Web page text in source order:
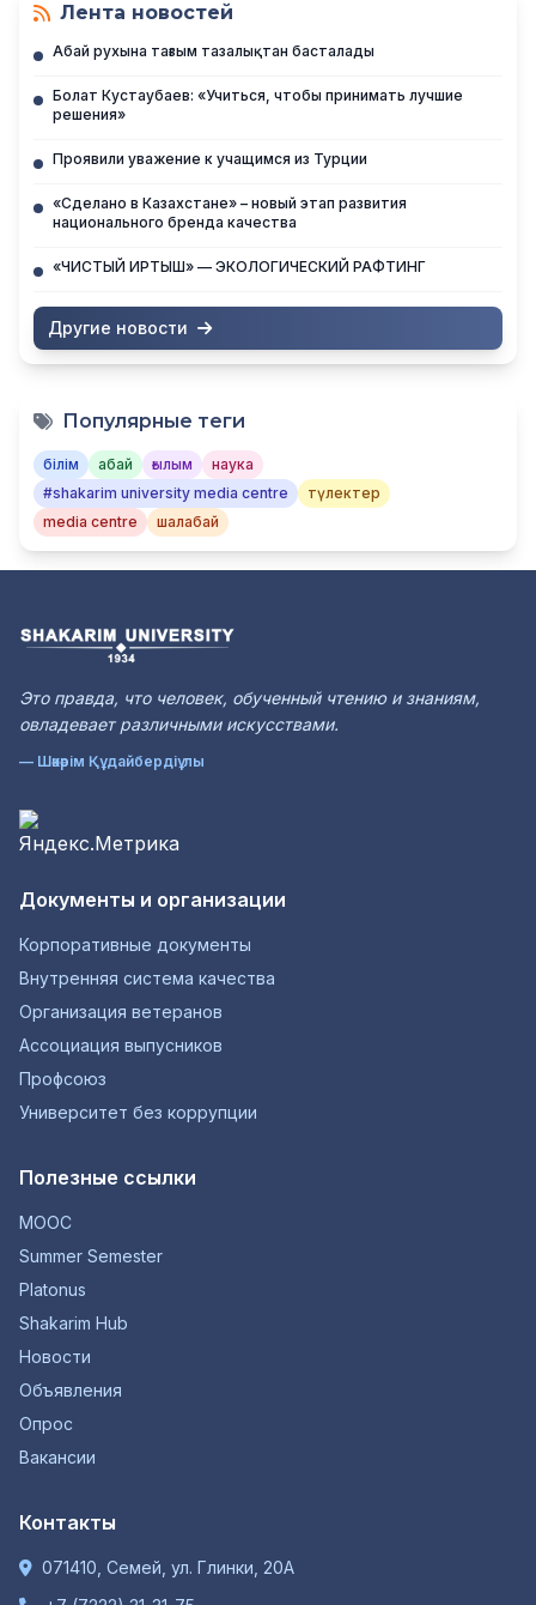
Лента новостей
Абай рухына тағзым тазалықтан басталады
Болат Кустаубаев: «Учиться, чтобы принимать лучшие
решения»
Проявили уважение к учащимся из Турции
«Сделано в Казахстане» – новый этап развития
национального бренда качества
«ЧИСТЫЙ ИРТЫШ» — ЭКОЛОГИЧЕСКИЙ РАФТИНГ
Другие новости
Популярные теги
білім абай ғылым
наука
#shakarim university media centre
түлектер
media centre
шалабай
Это правда, что человек, обученный чтению и знаниям,
овладевает различными искусствами.
— Шәкәрім Құдайбердіұлы
Документы и организации
Корпоративные документы
Внутренняя система качества
Организация ветеранов
Ассоциация выпусников
Профсоюз
Университет без коррупции
Полезные ссылки
MOOC
Summer Semester
Platonus
Shakarim Hub
Новости
Объявления
Опрос
Вакансии
Контакты
071410, Семей, ул. Глинки, 20А